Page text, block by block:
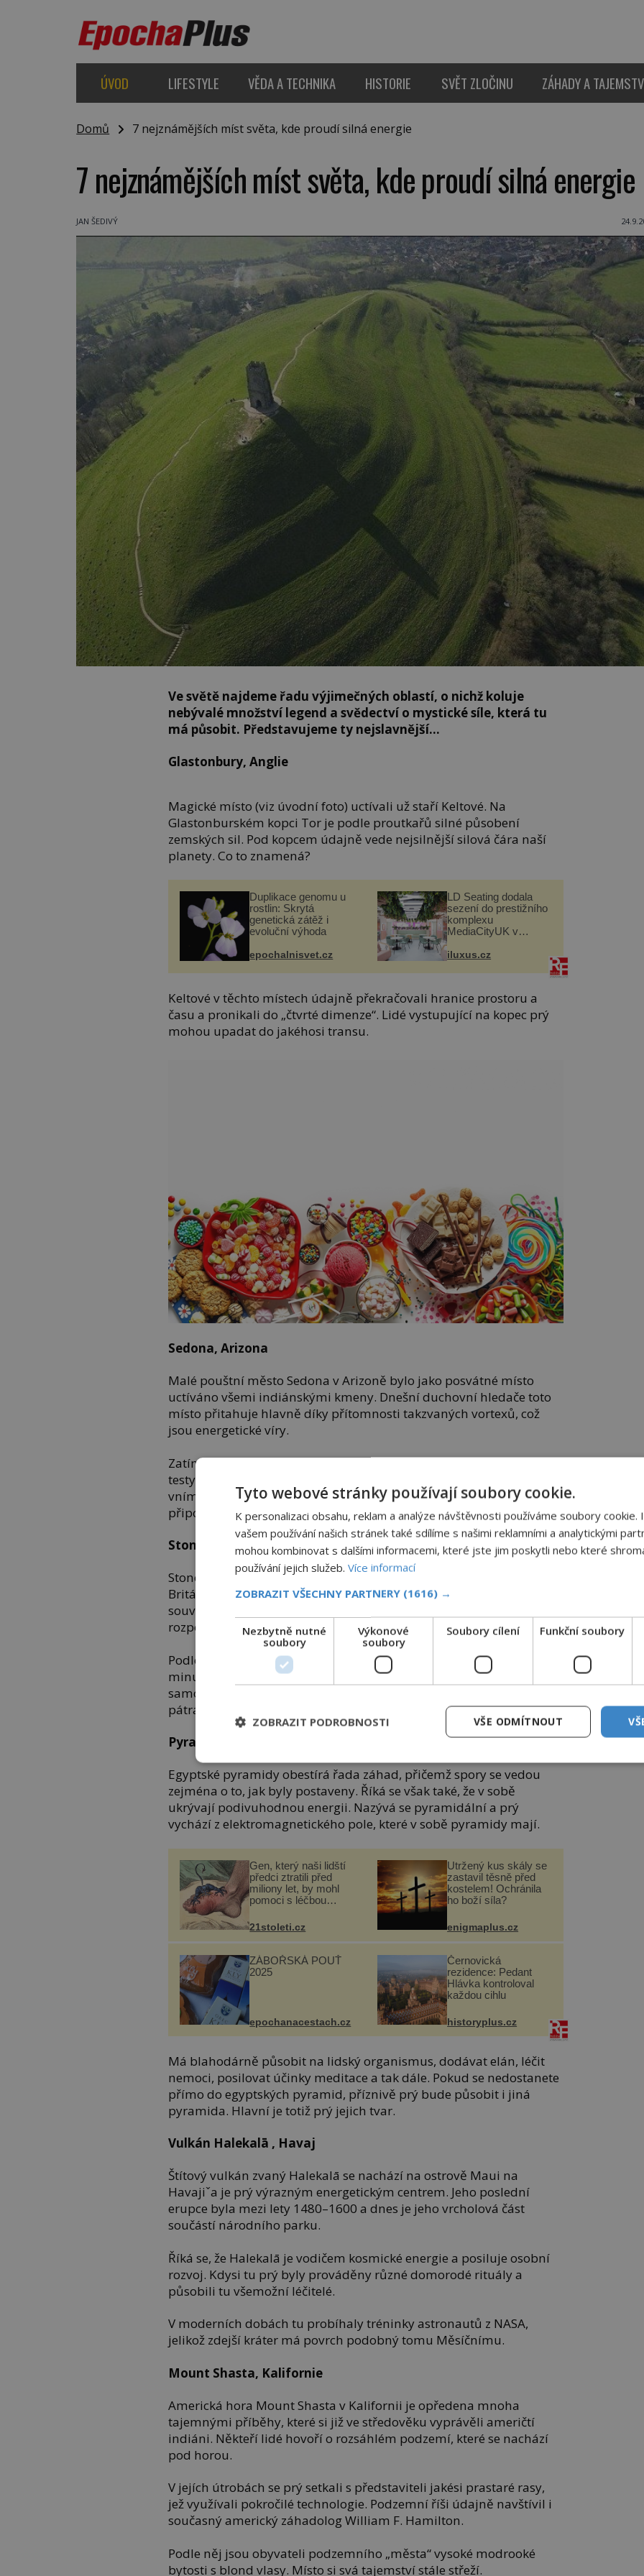
ÚVOD LIFESTYLE VĚDA A TECHNIKA HISTORIE SVĚT ZLOČINU ZÁHADY A
Domů 7 nejznámějších míst světa, kde proudí silná energie
7 nejznámějších míst světa, kde proudí silná energie
JAN ŠEDIVÝ
Ve světě najdeme řadu výjimečných oblastí, o nichž koluje
nebývalé množství legend a svědectví o mystické síle, která tu
má působit. Představujeme ty nejslavnější…
Glastonbury, Anglie
Magické místo (viz úvodní foto) uctívali už staří Keltové. Na
Glastonburském kopci Tor je podle proutkařů silné působení
zemských sil. Pod kopcem údajně vede nejsilnější silová čára naší
planety. Co to znamená?
Duplikace genomu u
rostlin: Skrytá
genetická zátěž i
evoluční výhoda
epochalnisvet.cz
LD Seating dodala
sezení do prestižního
komplexu
MediaCityUK v
iluxus.cz
Keltové v těchto místech údajně překračovali hranice prostoru a
času a pronikali do „čtvrté dimenze“. Lidé vystupující na kopec prý
mohou upadat do jakéhosi transu.
Sedona, Arizona
Malé pouštní město Sedona v Arizoně bylo jako posvátné místo
uctíváno všemi indiánskými kmeny. Dnešní duchovní hledače toto
místo přitahuje hlavně díky přítomnosti takzvaných vortexů, což
jsou energetické víry.
Zatím se fenomén vortexů nepodařilo vědecky vysvětlit a provedené
testy nepřinesly přesvědčivé důkazy. Často lidé v blízkosti skal
vnímají zvláštní světla nebo z nich slyší vycházet podivné zvuky,
připomínající zvony nebo tlumené burácení.
Stonehenge, Anglie
Stonehenge je prehistorický monument, který se nachází ve Velké
Británii. Rozestavění kamenů má prý svůj důvod – údajně vše
souvisí s astronomií. Stavba byla možná postavena kvůli
rozpoznávání slunovratu.
Podle další teorie bylo Stonehenge poutní místo, kde byly v
minulosti léčeny nemoci – magické vlastnosti mají prý mít navíc i
samotné kameny. Dodnes ale jeho účel není znám a stále se po něm
pátrá. Stejně tak není jasné, kdo ho postavil a jakým způsobem.
Pyramidy v Gíze, Egypt
Egyptské pyramidy obestírá řada záhad, přičemž spory se vedou
zejména o to, jak byly postaveny. Říká se však také, že v sobě
ukrývají podivuhodnou energii. Nazývá se pyramidální a prý
vychází z elektromagnetického pole, které v sobě pyramidy mají.
Gen, který naši lidští
předci ztratili před
miliony let, by mohl
pomoci s léčbou
21stoleti.cz
Utržený kus skály se
zastavil těsně před
kostelem! Ochránila
ho boží síla?
enigmaplus.cz
ZÁBOŘSKÁ POUŤ
2025
epochanacestach.cz
Černovická
rezidence: Pedant
Hlávka kontroloval
každou cihlu
historyplus.cz
Má blahodárně působit na lidský organismus, dodávat elán, léčit
nemoci, posilovat účinky meditace a tak dále. Pokud se nedostanete
přímo do egyptských pyramid, příznivě prý bude působit i jiná
pyramida. Hlavní je totiž prý jejich tvar.
Vulkán Halekalā , Havaj
Štítový vulkán zvaný Halekalā se nachází na ostrově Maui na
Havajiˇa je prý výrazným energetickým centrem. Jeho poslední
erupce byla mezi lety 1480–1600 a dnes je jeho vrcholová část
součástí národního parku.
Říká se, že Halekalā je vodičem kosmické energie a posiluje osobní
rozvoj. Kdysi tu prý byly prováděny různé domorodé rituály a
působili tu všemožní léčitelé.
V moderních dobách tu probíhaly tréninky astronautů z NASA,
jelikož zdejší kráter má povrch podobný tomu Měsíčnímu.
Mount Shasta, Kalifornie
Americká hora Mount Shasta v Kalifornii je opředena mnoha
tajemnými příběhy, které si již ve středověku vyprávěli američtí
indiáni. Někteří lidé hovoří o rozsáhlém podzemí, které se nachází
pod horou.
V jejích útrobách se prý setkali s představiteli jakési prastaré rasy,
jež využívali pokročilé technologie. Podzemní říši údajně navštívil i
současný americký záhadolog William F. Hamilton.
Podle něj jsou obyvateli podzemního „města“ vysoké modrooké
bytosti s blond vlasy. Místo si svá tajemství stále střeží.
Tyto webové stránky používají soubory cookie.
K personalizaci obsahu, reklam a analýze návštěvnosti používáme soubory cookie.
vašem používání našich stránek také sdílíme s našimi reklamními a analytickými
mohou kombinovat s dalšími informacemi, které jste jim poskytli nebo které
používání jejich služeb. Více informací
ZOBRAZIT VŠECHNY PARTNERY (1616) →
Nezbytně nutné
soubory
Výkonové
soubory
Soubory cílení Funkční soubory
VŠE ODMÍTNOUT
ZOBRAZIT PODROBNOSTI